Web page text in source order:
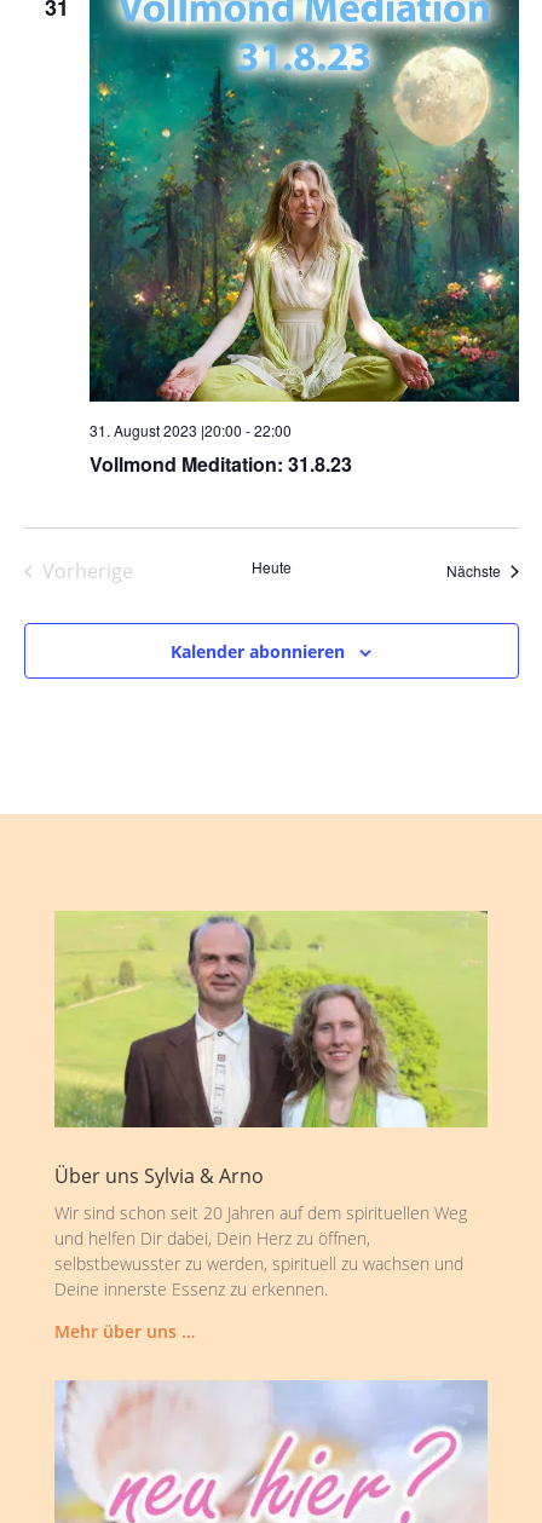
31
Vollmond Meditation: 31.8.23
31. August 2023 |20:00 -22:00
Vorherige
Heute Nächste
Kalender abonnieren
Über uns Sylvia & Arno
Wir sind schon seit 20 Jahren auf dem spirituellen Weg
und helfen Dir dabei, Dein Herz zu öffnen,
selbstbewusster zu werden, spirituell zu wachsen und
Deine innerste Essenz zu erkennen.
Mehr über uns …